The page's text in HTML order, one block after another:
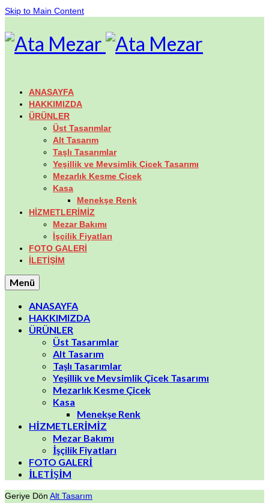
Skip to Main Content
ANASAYFA
HAKKIMIZDA
ÜRÜNLER
Üst Tasarımlar
Alt Tasarım
Taşlı Tasarımlar
Yeşillik ve Mevsimlik Çicek Tasarımı
Mezarlık Kesme Çicek
Kasa
Menekşe Renk
HİZMETLERİMİZ
Mezar Bakımı
İşçilik Fiyatları
FOTO GALERİ
İLETİŞİM
Menü
ANASAYFA
HAKKIMIZDA
ÜRÜNLER
Üst Tasarımlar
Alt Tasarım
Taşlı Tasarımlar
Yeşillik ve Mevsimlik Çicek Tasarımı
Mezarlık Kesme Çicek
Kasa
Menekşe Renk
HİZMETLERİMİZ
Mezar Bakımı
İşçilik Fiyatları
FOTO GALERİ
İLETİŞİM
Geriye Dön Alt Tasarım